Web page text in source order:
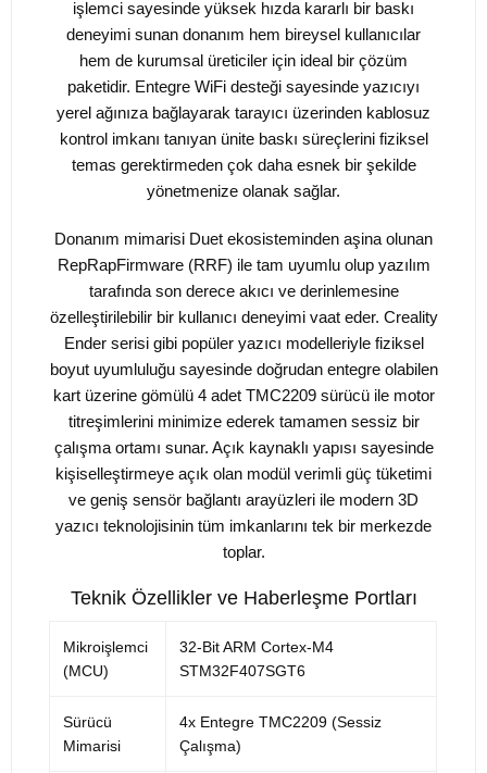
işlemci sayesinde yüksek hızda kararlı bir baskı
deneyimi sunan donanım hem bireysel kullanıcılar
hem de kurumsal üreticiler için ideal bir çözüm
paketidir. Entegre WiFi desteği sayesinde yazıcıyı
yerel ağınıza bağlayarak tarayıcı üzerinden kablosuz
kontrol imkanı tanıyan ünite baskı süreçlerini fiziksel
temas gerektirmeden çok daha esnek bir şekilde
yönetmenize olanak sağlar.
Donanım mimarisi Duet ekosisteminden aşina olunan
RepRapFirmware (RRF) ile tam uyumlu olup yazılım
tarafında son derece akıcı ve derinlemesine
özelleştirilebilir bir kullanıcı deneyimi vaat eder. Creality
Ender serisi gibi popüler yazıcı modelleriyle fiziksel
boyut uyumluluğu sayesinde doğrudan entegre olabilen
kart üzerine gömülü 4 adet TMC2209 sürücü ile motor
titreşimlerini minimize ederek tamamen sessiz bir
çalışma ortamı sunar. Açık kaynaklı yapısı sayesinde
kişiselleştirmeye açık olan modül verimli güç tüketimi
ve geniş sensör bağlantı arayüzleri ile modern 3D
yazıcı teknolojisinin tüm imkanlarını tek bir merkezde
toplar.
Teknik Özellikler ve Haberleşme Portları
Mikroişlemci
(MCU)
32-Bit ARM Cortex-M4
STM32F407SGT6
Sürücü
Mimarisi
4x Entegre TMC2209 (Sessiz
Çalışma)